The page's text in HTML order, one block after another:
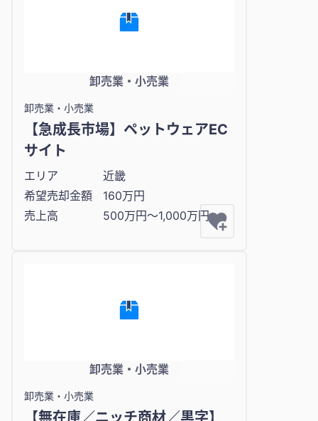
卸売業・小売業
卸売業・小売業
【急成長市場】ペットウェアEC
サイト
エリア
近畿
希望売却金額
160万円
売上高
500万円〜1,000万円
卸売業・小売業
卸売業・小売業